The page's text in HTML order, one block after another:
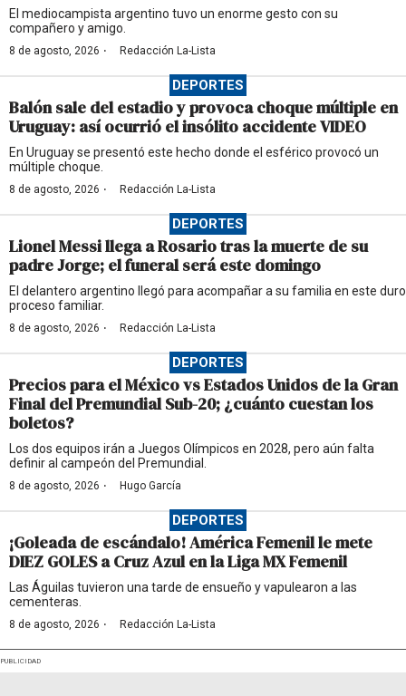
El mediocampista argentino tuvo un enorme gesto con su
compañero y amigo.
8 de agosto, 2026 · Redacción La-Lista
DEPORTES
Balón sale del estadio y provoca choque múltiple en
Uruguay: así ocurrió el insólito accidente VIDEO
En Uruguay se presentó este hecho donde el esférico provocó un
múltiple choque.
8 de agosto, 2026 · Redacción La-Lista
DEPORTES
Lionel Messi llega a Rosario tras la muerte de su
padre Jorge; el funeral será este domingo
El delantero argentino llegó para acompañar a su familia en este duro
proceso familiar.
8 de agosto, 2026 · Redacción La-Lista
DEPORTES
Precios para el México vs Estados Unidos de la Gran
Final del Premundial Sub-20; ¿cuánto cuestan los
boletos?
Los dos equipos irán a Juegos Olímpicos en 2028, pero aún falta
definir al campeón del Premundial.
8 de agosto, 2026 · Hugo García
DEPORTES
¡Goleada de escándalo! América Femenil le mete
DIEZ GOLES a Cruz Azul en la Liga MX Femenil
Las Águilas tuvieron una tarde de ensueño y vapulearon a las
cementeras.
8 de agosto, 2026 · Redacción La-Lista
PUBLICIDAD